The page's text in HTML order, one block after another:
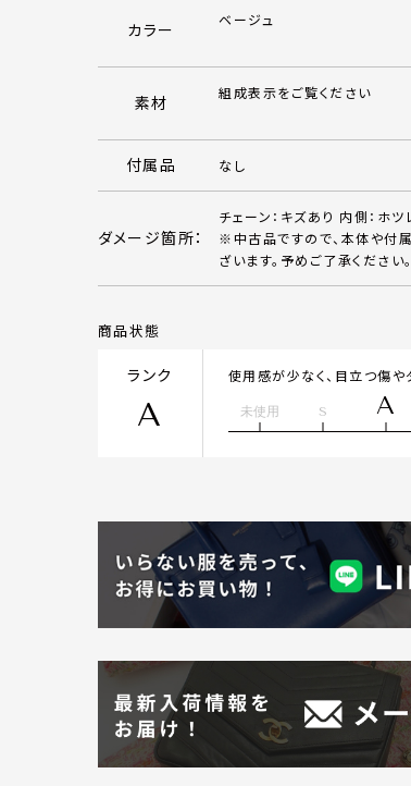
カラー ベージュ
素材 組成表示をご覧ください
付属品 なし
ダメージ箇所：
チェーン：キズあり 内側：ホツ
※中古品ですので、本体や付
ざいます。予めご了承ください。
商品状態
ランク
A
使用感が少なく、目立つ傷
未使用 S A